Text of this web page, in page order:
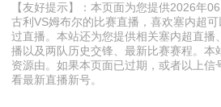
【友好提示】：本页面为您提供2026年
古利VS姆布尔的比赛直播，喜欢塞内超
过直播。本站还为您提供相关塞内超直播
播以及两队历史交锋、最新比赛赛程。本
资源由。如果本页面已过期，或者以上信
看最新直播新号。